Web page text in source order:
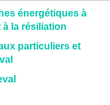
énergétiques à
la résiliation
particuliers et